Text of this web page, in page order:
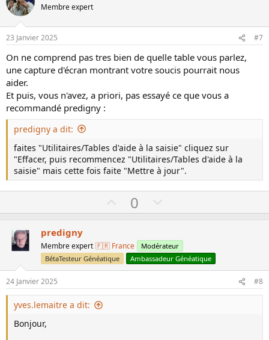
t
e
Membre expert
23 Janvier 2025 #7
On ne comprend pas tres bien de quelle table vous parlez,
une capture d'écran montrant votre soucis pourrait nous
aider.
Et puis, vous n'avez, a priori, pas essayé ce que vous a
recommandé predigny :
predigny a dit:
faites "Utilitaires/Tables d'aide à la saisie" cliquez sur
"Effacer, puis recommencez "Utilitaires/Tables d'aide à la
saisie" mais cette fois faite "Mettre à jour".
U
p
o
t
e
0
o
n
v
o
t
predigny
Membre expert 🇫🇷 France
Modérateur
BétaTesteur Généatique
Ambassadeur Généatique
24 Janvier 2025 #8
yves.lemaitre a dit:
Bonjour,